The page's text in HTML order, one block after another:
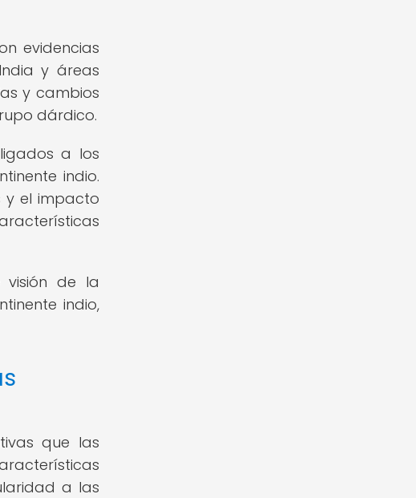
evidencias
y áreas
y cambios
dárdico.
a los
indio.
y el impacto
visión de la
indio,
que las
a las